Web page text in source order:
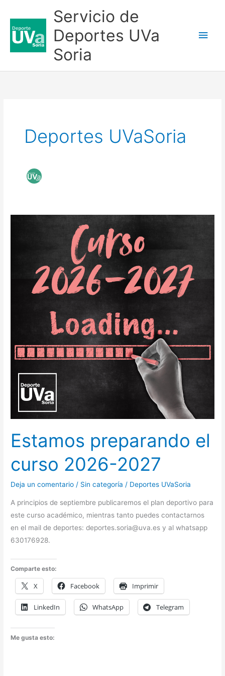
contenido
Servicio de
Deportes UVa
Soria
Deportes UVaSoria
Estamos preparando el
curso 2026-2027
Deja un comentario / Sin categoría / Deportes UVaSoria
A principios de septiembre publicaremos el plan deportivo para
este curso académico, mientras tanto puedes contactarnos
en el mail de deportes: deportes.soria@uva.es y al whatsapp
630176928.
Comparte esto:
X Facebook Imprimir
LinkedIn WhatsApp Telegram
Me gusta esto: